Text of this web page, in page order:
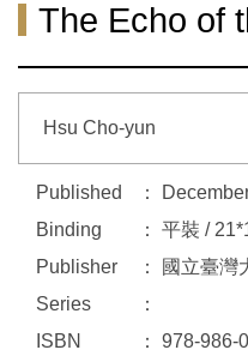
The Echo of
Hsu Cho-yun
Published
Binding
平裝 /
Publisher
國立臺灣
Series
ISBN
978-986-